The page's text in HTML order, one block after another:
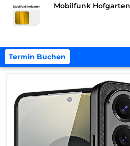
Mobilfunk Hofgarten
Termin Buchen